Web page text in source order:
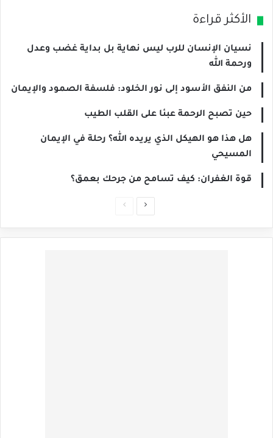
الأكثر قراءة
نسيان الإنسان للرب ليس نهاية بل بداية غضب وعدل
ورحمة الله
من النفق الأسود إلى نور الخلود: فلسفة الصمود والإيمان
حين تصبح الرحمة عبئا على القلب الطيب
هل هذا هو الهيكل الذي يريده الله؟ رحلة في الإيمان
المسيحي
قوة الغفران: كيف تسامح من جرحك بعمق؟
الصفحةالصفحة